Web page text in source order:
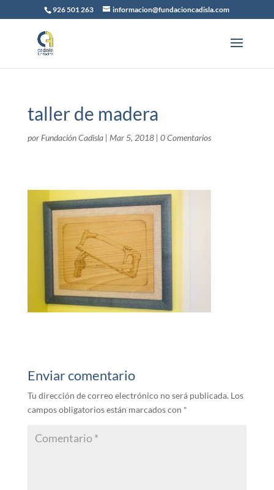
926 501 263 informacion@fundacioncadisla.com
taller de madera
por Fundación Cadisla| Mar 5, 2018| 0 Comentarios
Enviar comentario
Tu dirección de correo electrónico no será publicada. Los
campos obligatorios están marcados con *